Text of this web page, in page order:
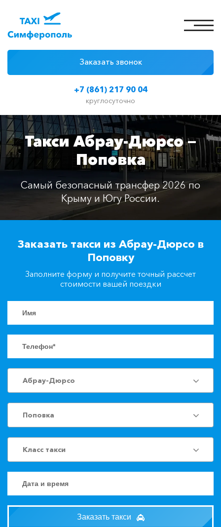
+7 (861) 217 90 04
круглосуточно
Заказать звонок
Цены на такси
Классы автомобилей
Отзывы
Контакты
+7(861)217-90-04
Заказать такси
Такси Абрау-Дюрсо —
Поповка
Самый безопасный трансфер 2026 по
Крыму и Югу России.
Заказать такси из Абрау-Дюрсо в
Поповку
Заполните форму и получите точный рассчет
стоимости вашей поездки
Абрау-Дюрсо
Поповка
Класс такси
Заказать такси